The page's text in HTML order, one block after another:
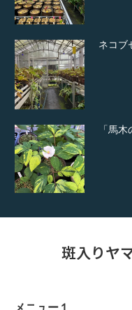
ネコブ
「馬
斑入りヤ